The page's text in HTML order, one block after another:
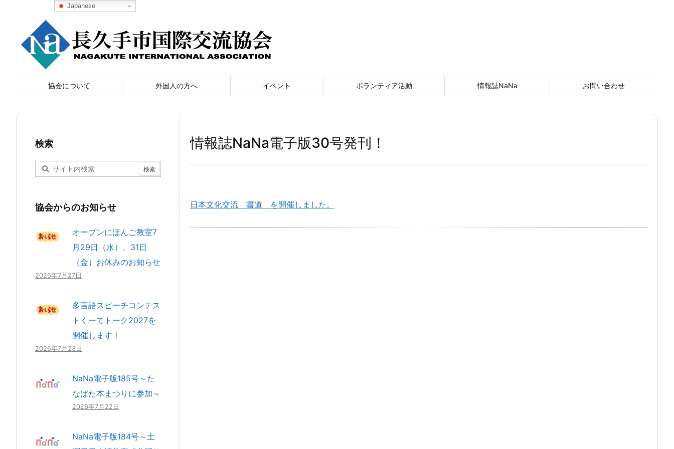
協会について 外国人の方へ イベント ボランティア活動 情報誌NaNa お問い合わせ
情報誌NaNa電子版30号発刊！
日本文化交流 書道 を開催しました。
検索
協会からのお知らせ
オープンにほんご教室7
月29日（水）、31日
（金）お休みのお知らせ
2026年7月27日
多言語スピーチコンテス
トくーてトーク2027を
開催します！
2026年7月23日
NaNa電子版185号～た
なばた本まつりに参加～
2026年7月22日
NaNa電子版184号～土
Japanese